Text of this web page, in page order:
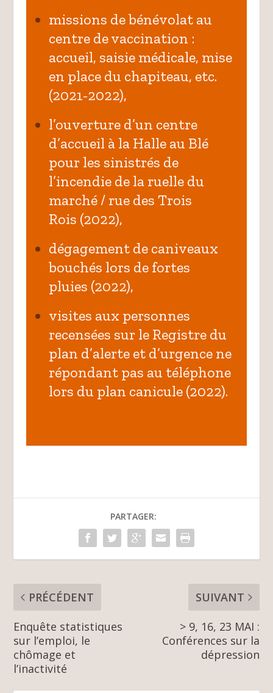
missions de bénévolat au
centre de vaccination :
accueil, saisie médicale, mise
en place du chapiteau, etc.
(2021-2022),
l’ouverture d’un centre
d’accueil à la Halle au Blé
pour les sinistrés de
l’incendie de la ruelle du
marché / rue des Trois
Rois (2022),
dégagement de caniveaux
bouchés lors de fortes
pluies (2022),
visites aux personnes
recensées sur le Registre du
plan d’alerte et d’urgence ne
répondant pas au téléphone
lors du plan canicule (2022).
PARTAGER:
PRÉCÉDENT
Enquête statistiques
sur l’emploi, le
chômage et
l’inactivité
SUIVANT
> 9, 16, 23 MAI :
Conférences sur la
dépression